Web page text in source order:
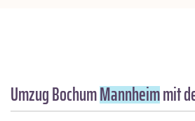
Umzug BochumMannheimmit